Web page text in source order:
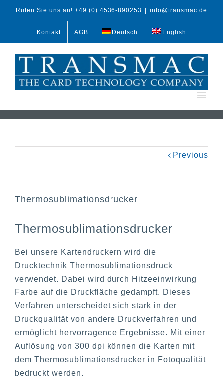
Rufen Sie uns an! +49 (0) 4536-890253 info@transmac.de
Kontakt AGB Deutsch English
Previous
Thermosublimationsdrucker
Thermosublimationsdrucker
Bei unsere Kartendruckern wird die
Drucktechnik Thermosublimationsdruck
verwendet. Dabei wird durch Hitzeeinwirkung
Farbe auf die Druckfläche gedampft. Dieses
Verfahren unterscheidet sich stark in der
Druckqualität von andere Druckverfahren und
ermöglicht hervorragende Ergebnisse. Mit einer
Auflösung von 300 dpi können die Karten mit
dem Thermosublimationsdrucker in Fotoqualität
bedruckt werden.